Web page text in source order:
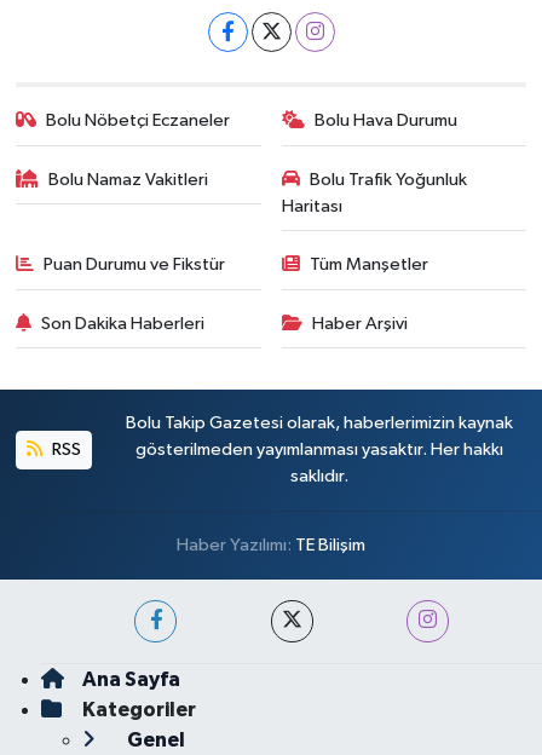
Bolu Nöbetçi Eczaneler Bolu Hava Durumu
Bolu Namaz Vakitleri
Bolu Trafik Yoğunluk
Haritası
Puan Durumu ve Fikstür Tüm Manşetler
Son Dakika Haberleri Haber Arşivi
RSS
Bolu Takip Gazetesi olarak, haberlerimizin kaynak
gösterilmeden yayımlanması yasaktır. Her hakkı
saklıdır.
Haber Yazılımı: TE Bilişim
Ana Sayfa
Kategoriler
Genel